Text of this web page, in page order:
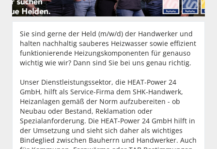
Sie sind gerne der Held (m/w/d) der Handwerker und
halten nachhaltig sauberes Heizwasser sowie effizient
funktionierende Heizungskomponenten für genauso
wichtig wie wir? Dann sind Sie bei uns genau richtig.
Unser Dienstleistungssektor, die HEAT-Power 24
GmbH, hilft als Service-Firma dem SHK-Handwerk,
Heizanlagen gemäß der Norm aufzubereiten - ob
Neubau oder Bestand, Reklamation oder
Spezialanforderung. Die HEAT-Power 24 GmbH hilft in
der Umsetzung und sieht sich daher als wichtiges
Bindeglied zwischen Bauherrn und Handwerker. Auch